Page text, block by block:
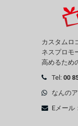
カスタムロ
ネスプロモ
高めるため
Tel: 00
なんの
Eメール